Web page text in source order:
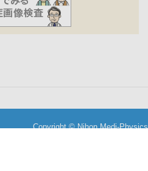
Copyright © Nihon Medi-Physics